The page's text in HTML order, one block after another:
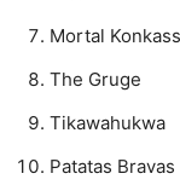
Mortal Konkass
The Gruge
Tikawahukwa
Patatas